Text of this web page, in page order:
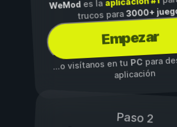
WeMod es la
trucos para3000+
Empezar
...o visítanos en tuPCpara
aplicación
Paso 2